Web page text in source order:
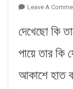
Leave A
দেখেছো কি
পায়ে তার কি
আকাশে হাত